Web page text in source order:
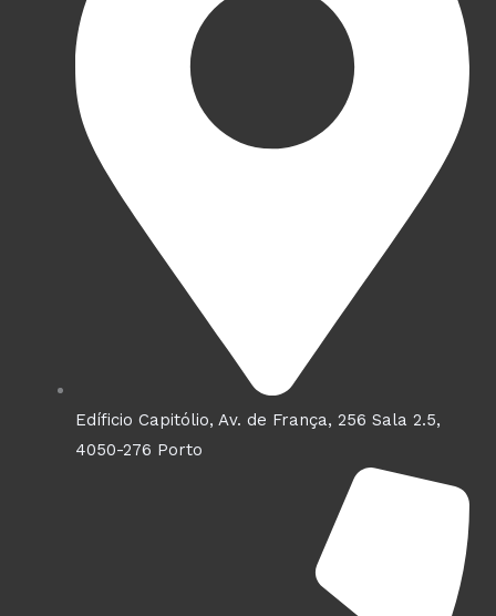
Edíficio Capitólio, Av. de França, 256 Sala 2.5,
4050-276 Porto